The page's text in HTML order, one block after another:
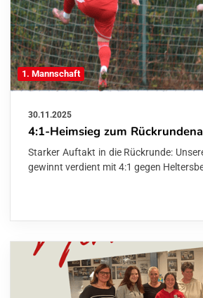
1. Mannschaft
30.11.2025
4:1-Heimsieg zum
Starker Auftakt in die Rückrunde:
gewinnt verdient mit 4:1 gegen